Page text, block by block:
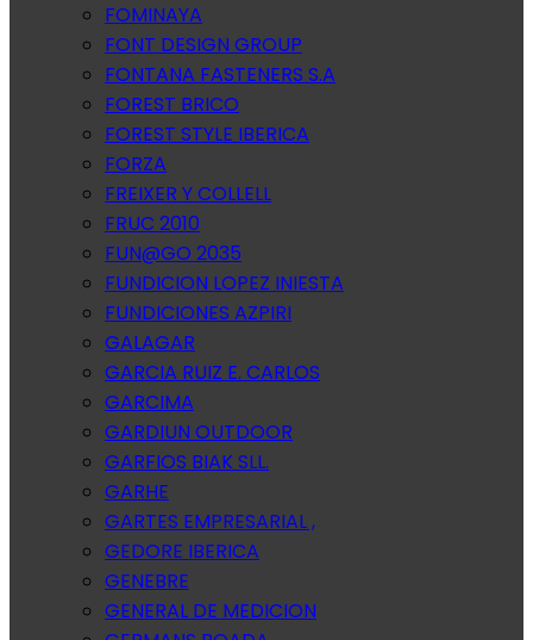
FOMINAYA
FONT DESIGN GROUP
FONTANA FASTENERS S.A
FOREST BRICO
FOREST STYLE IBERICA
FORZA
FREIXER Y COLLELL
FRUC 2010
FUN@GO 2035
FUNDICION LOPEZ INIESTA
FUNDICIONES AZPIRI
GALAGAR
GARCIA RUIZ E. CARLOS
GARCIMA
GARDIUN OUTDOOR
GARFIOS BIAK SLL.
GARHE
GARTES EMPRESARIAL ,
GEDORE IBERICA
GENEBRE
GENERAL DE MEDICION